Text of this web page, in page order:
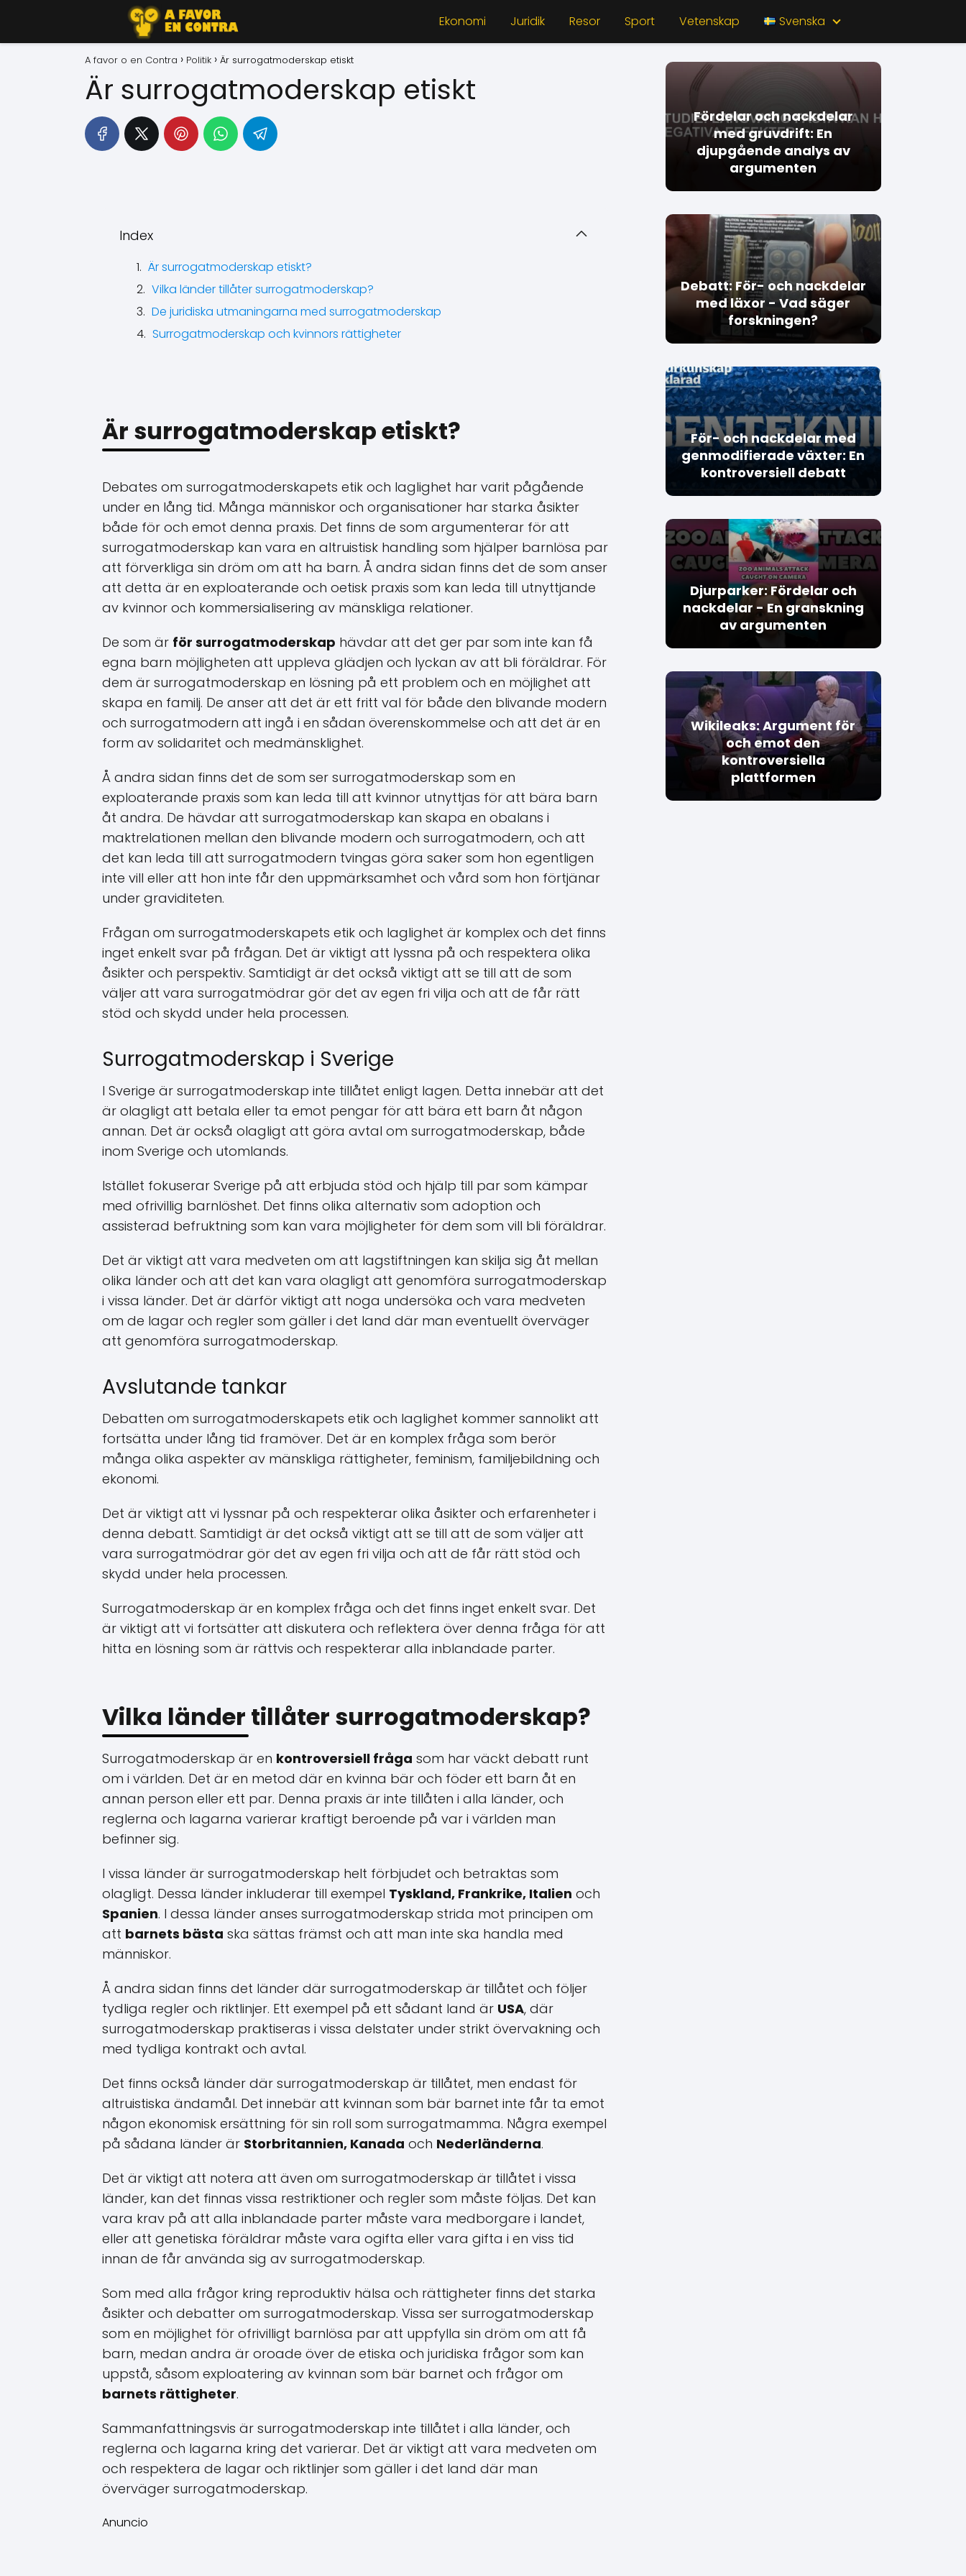
Ekonomi Juridik Resor Sport Vetenskap Svenska
A favor o en Contra Politik Är surrogatmoderskap etiskt
Är surrogatmoderskap etiskt
Index
Är surrogatmoderskap etiskt?
Vilka länder tillåter surrogatmoderskap?
De juridiska utmaningarna med surrogatmoderskap
Surrogatmoderskap och kvinnors rättigheter
Är surrogatmoderskap etiskt?
Debates om surrogatmoderskapets etik och laglighet har varit pågående
under en lång tid. Många människor och organisationer har starka åsikter
både för och emot denna praxis. Det finns de som argumenterar för att
surrogatmoderskap kan vara en altruistisk handling som hjälper barnlösa par
att förverkliga sin dröm om att ha barn. Å andra sidan finns det de som anser
att detta är en exploaterande och oetisk praxis som kan leda till utnyttjande
av kvinnor och kommersialisering av mänskliga relationer.
De som är för surrogatmoderskap hävdar att det ger par som inte kan få
egna barn möjligheten att uppleva glädjen och lyckan av att bli föräldrar. För
dem är surrogatmoderskap en lösning på ett problem och en möjlighet att
skapa en familj. De anser att det är ett fritt val för både den blivande modern
och surrogatmodern att ingå i en sådan överenskommelse och att det är en
form av solidaritet och medmänsklighet.
Å andra sidan finns det de som ser surrogatmoderskap som en
exploaterande praxis som kan leda till att kvinnor utnyttjas för att bära barn
åt andra. De hävdar att surrogatmoderskap kan skapa en obalans i
maktrelationen mellan den blivande modern och surrogatmodern, och att
det kan leda till att surrogatmodern tvingas göra saker som hon egentligen
inte vill eller att hon inte får den uppmärksamhet och vård som hon förtjänar
under graviditeten.
Frågan om surrogatmoderskapets etik och laglighet är komplex och det finns
inget enkelt svar på frågan. Det är viktigt att lyssna på och respektera olika
åsikter och perspektiv. Samtidigt är det också viktigt att se till att de som
väljer att vara surrogatmödrar gör det av egen fri vilja och att de får rätt
stöd och skydd under hela processen.
Surrogatmoderskap i Sverige
I Sverige är surrogatmoderskap inte tillåtet enligt lagen. Detta innebär att det
är olagligt att betala eller ta emot pengar för att bära ett barn åt någon
annan. Det är också olagligt att göra avtal om surrogatmoderskap, både
inom Sverige och utomlands.
Istället fokuserar Sverige på att erbjuda stöd och hjälp till par som kämpar
med ofrivillig barnlöshet. Det finns olika alternativ som adoption och
assisterad befruktning som kan vara möjligheter för dem som vill bli föräldrar.
Det är viktigt att vara medveten om att lagstiftningen kan skilja sig åt mellan
olika länder och att det kan vara olagligt att genomföra surrogatmoderskap
i vissa länder. Det är därför viktigt att noga undersöka och vara medveten
om de lagar och regler som gäller i det land där man eventuellt överväger
att genomföra surrogatmoderskap.
Avslutande tankar
Debatten om surrogatmoderskapets etik och laglighet kommer sannolikt att
fortsätta under lång tid framöver. Det är en komplex fråga som berör
många olika aspekter av mänskliga rättigheter, feminism, familjebildning och
ekonomi.
Det är viktigt att vi lyssnar på och respekterar olika åsikter och erfarenheter i
denna debatt. Samtidigt är det också viktigt att se till att de som väljer att
vara surrogatmödrar gör det av egen fri vilja och att de får rätt stöd och
skydd under hela processen.
Surrogatmoderskap är en komplex fråga och det finns inget enkelt svar. Det
är viktigt att vi fortsätter att diskutera och reflektera över denna fråga för att
hitta en lösning som är rättvis och respekterar alla inblandade parter.
Vilka länder tillåter surrogatmoderskap?
Surrogatmoderskap är en kontroversiell fråga som har väckt debatt runt
om i världen. Det är en metod där en kvinna bär och föder ett barn åt en
annan person eller ett par. Denna praxis är inte tillåten i alla länder, och
reglerna och lagarna varierar kraftigt beroende på var i världen man
befinner sig.
I vissa länder är surrogatmoderskap helt förbjudet och betraktas som
olagligt. Dessa länder inkluderar till exempel Tyskland, Frankrike, Italien och
Spanien. I dessa länder anses surrogatmoderskap strida mot principen om
att barnets bästa ska sättas främst och att man inte ska handla med
människor.
Å andra sidan finns det länder där surrogatmoderskap är tillåtet och följer
tydliga regler och riktlinjer. Ett exempel på ett sådant land är USA, där
surrogatmoderskap praktiseras i vissa delstater under strikt övervakning och
med tydliga kontrakt och avtal.
Det finns också länder där surrogatmoderskap är tillåtet, men endast för
altruistiska ändamål. Det innebär att kvinnan som bär barnet inte får ta emot
någon ekonomisk ersättning för sin roll som surrogatmamma. Några exempel
på sådana länder är Storbritannien, Kanada och Nederländerna.
Det är viktigt att notera att även om surrogatmoderskap är tillåtet i vissa
länder, kan det finnas vissa restriktioner och regler som måste följas. Det kan
vara krav på att alla inblandade parter måste vara medborgare i landet,
eller att genetiska föräldrar måste vara ogifta eller vara gifta i en viss tid
innan de får använda sig av surrogatmoderskap.
Som med alla frågor kring reproduktiv hälsa och rättigheter finns det starka
åsikter och debatter om surrogatmoderskap. Vissa ser surrogatmoderskap
som en möjlighet för ofrivilligt barnlösa par att uppfylla sin dröm om att få
barn, medan andra är oroade över de etiska och juridiska frågor som kan
uppstå, såsom exploatering av kvinnan som bär barnet och frågor om
barnets rättigheter.
Sammanfattningsvis är surrogatmoderskap inte tillåtet i alla länder, och
reglerna och lagarna kring det varierar. Det är viktigt att vara medveten om
och respektera de lagar och riktlinjer som gäller i det land där man
överväger surrogatmoderskap.
Anuncio
Fördelar och nackdelar
med gruvdrift: En
djupgående analys av
argumenten
Debatt: För- och nackdelar
med läxor - Vad säger
forskningen?
För- och nackdelar med
genmodifierade växter: En
kontroversiell debatt
Djurparker: Fördelar och
nackdelar - En granskning
av argumenten
Wikileaks: Argument för
och emot den
kontroversiella
plattformen
Loading ...